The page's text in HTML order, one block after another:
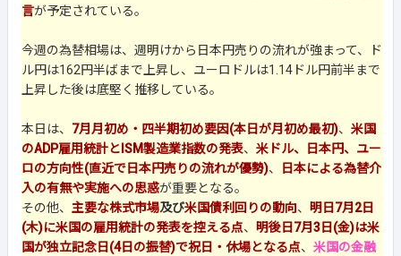
言が予定されている。
今週の為替相場は、週明けから日本円売りの流れが強まって、ド
ル円は162円半ばまで上昇し、ユーロドルは1.14ドル円前半まで
上昇した後は底堅く推移している。
本日は、 7月月初め・四半期初め要因(本日が月初め最初)、 米国
のADP雇用統計とISM製造業指数の発表、 米ドル、日本円、ユー
ロの方向性(直近で日本円売りの流れが優勢)、
日本による為替介
入の有無や実施への思惑が重要となる。
その他、 主要な株式市場及び米国債利回りの動向、 明日7月2日
(木)に米国の雇用統計の発表を控える点、 明後日7月3日(金)は米
国が独立記念日(4日の振替)で祝日・休場となる点、 米国の金融